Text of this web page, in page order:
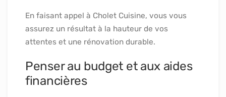
En faisant appel à Cholet Cuisine, vous vous
assurez un résultat à la hauteur de vos
attentes et une rénovation durable.
Penser au budget et aux aides
financières